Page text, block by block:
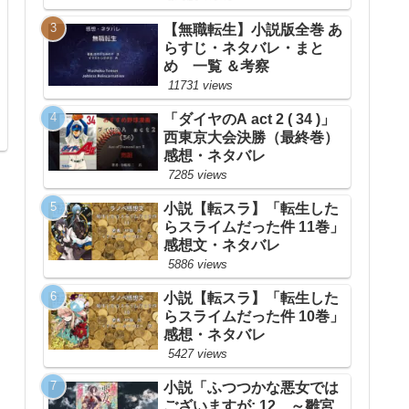
【無職転生】小説版全巻 あ
らすじ・ネタバレ・まと
め 一覧 ＆考察
11731 views
「ダイヤのA act 2 ( 34 )」
西東京大会決勝（最終巻）
感想・ネタバレ
7285 views
小説【転スラ】「転生した
らスライムだった件 11巻」
感想文・ネタバレ
5886 views
小説【転スラ】「転生した
らスライムだった件 10巻」
感想・ネタバレ
5427 views
小説「ふつつかな悪女では